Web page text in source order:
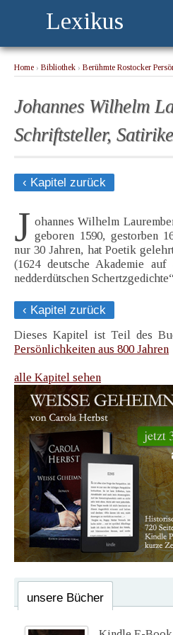
Lexikus
Home › Bibliothek › Berühmte Rostocker
Johannes Wilhelm
Schriftsteller,
‹ Kapitel zurück
J ohannes Wilhelm
geboren 1590, gestorben
nur 30 Jahren, hat Poetik
(1624 deutsche Akademie
nedderdütschen
‹ Kapitel zurück
Dieses Kapitel ist Teil des
Persönlichkeiten aus 800 Jahren
alle Kapitel sehen
unsere Bücher